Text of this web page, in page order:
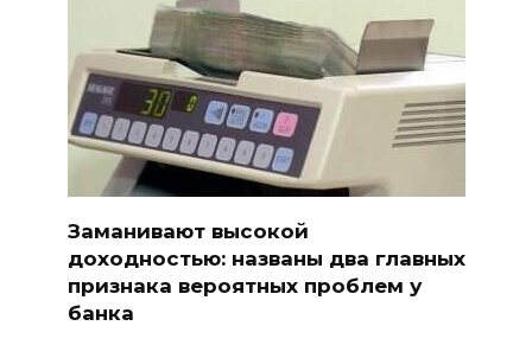
Заманивают высокой
доходностью: названы два главных
признака вероятных проблем у
банка